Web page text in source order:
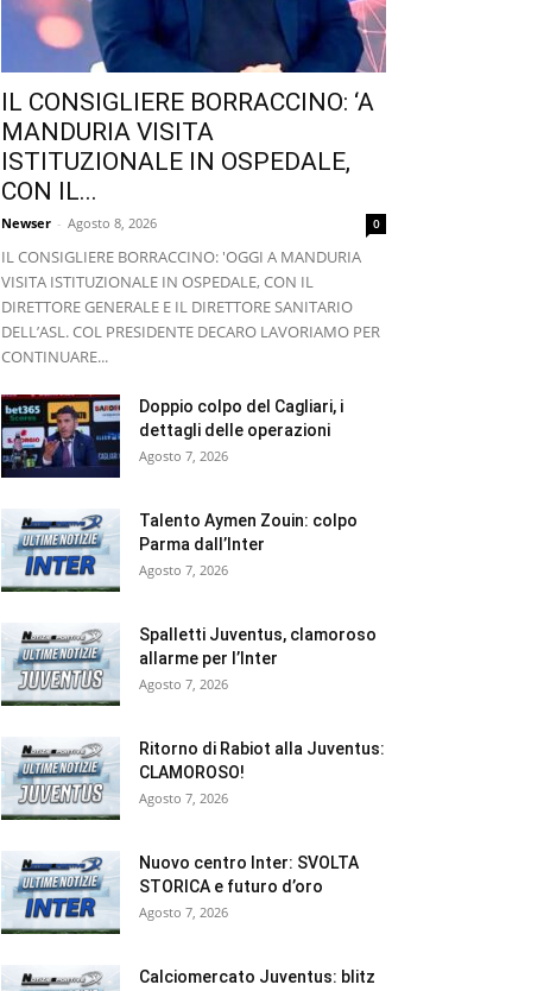
IL CONSIGLIERE BORRACCINO: ‘A
MANDURIA VISITA
ISTITUZIONALE IN OSPEDALE,
CON IL...
Newser - Agosto 8, 2026 0
IL CONSIGLIERE BORRACCINO: 'OGGI A MANDURIA
VISITA ISTITUZIONALE IN OSPEDALE, CON IL
DIRETTORE GENERALE E IL DIRETTORE SANITARIO
DELL’ASL. COL PRESIDENTE DECARO LAVORIAMO PER
CONTINUARE...
Doppio colpo del Cagliari, i
dettagli delle operazioni
Agosto 7, 2026
Talento Aymen Zouin: colpo
Parma dall’Inter
Agosto 7, 2026
Spalletti Juventus, clamoroso
allarme per l’Inter
Agosto 7, 2026
Ritorno di Rabiot alla Juventus:
CLAMOROSO!
Agosto 7, 2026
Nuovo centro Inter: SVOLTA
STORICA e futuro d’oro
Agosto 7, 2026
Calciomercato Juventus: blitz